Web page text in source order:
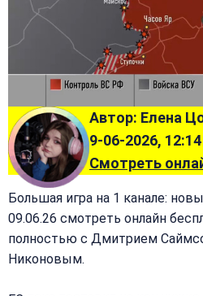
Автор: Елена
9-06-2026,
Смотреть
Большая игра на 1 канале:
09.06.26 смотреть онлайн
полностью с Дмитрием
Никоновым.